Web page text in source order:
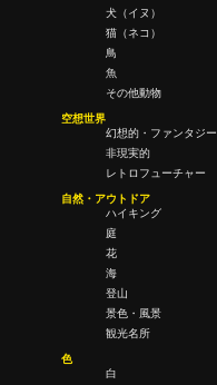
犬（イヌ）
猫（ネコ）
鳥
魚
その他動物
空想世界
幻想的・ファンタジー
非現実的
レトロフューチャー
自然・アウトドア
ハイキング
庭
花
海
登山
景色・風景
観光名所
色
白